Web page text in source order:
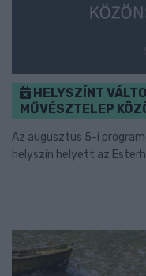
HELYSZÍNT
MŰVÉSZTELEP
Az augusztus 5-i
helyszín helyett az